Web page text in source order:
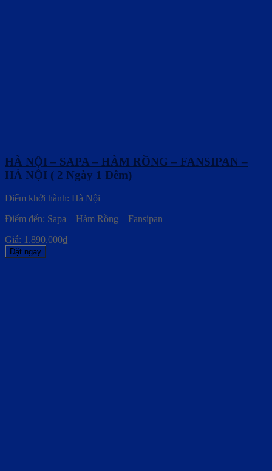
HÀ NỘI – SAPA – HÀM RỒNG – FANSIPAN –
HÀ NỘI ( 2 Ngày 1 Đêm)
Điểm khởi hành: Hà Nội
Điểm đến: Sapa – Hàm Rồng – Fansipan
Giá: 1.890.000₫
Đặt ngay